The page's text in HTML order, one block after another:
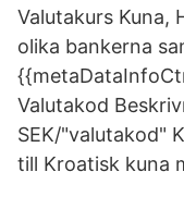
Valutakurs Kuna,
olika bankerna
Valutakod
SEK/"valutakod"
till Kroatisk kuna